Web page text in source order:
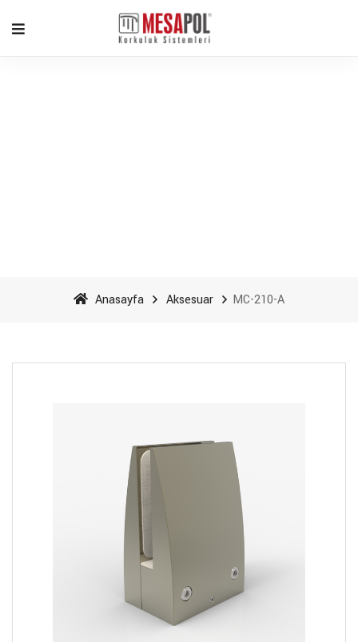
Anasayfa Aksesuar MC-210-A